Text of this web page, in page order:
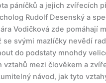
páníčků a jejich zvířecích
Rudolf Desenský a
Vodičková zde pomáhají
se svými mazlíčky nevědí
do podstaty mnohdy
vztahů mezi člověkem a
návod, jak tyto